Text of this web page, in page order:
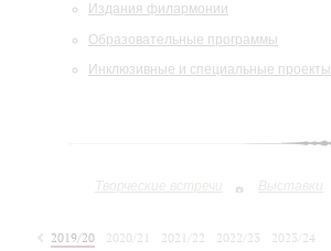
Издания филармонии
Образовательные программы
Инклюзивные и специальные проекты
Творческие встречи Выставки
2019/20 2020/21 2021/22 2022/23
2023/24